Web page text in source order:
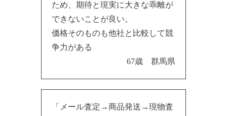
ため、期待と現実に大きな乖離が
できないことが良い。
価格そのものも他社と比較して競
争力がある
67歳 群馬県
「メール査定→商品発送→現物査